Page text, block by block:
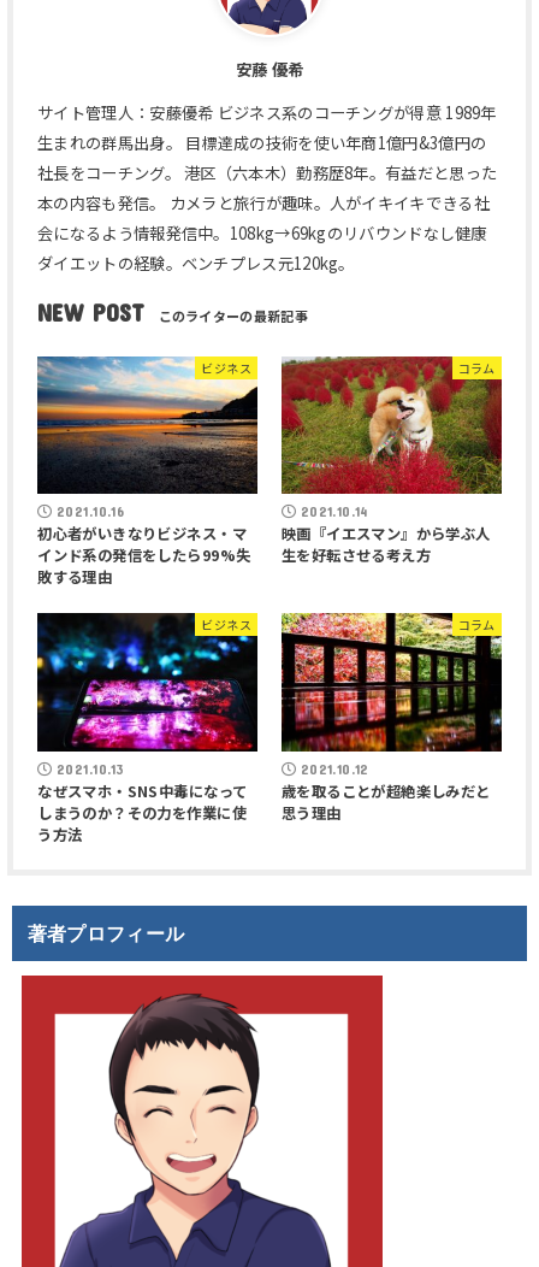
安藤 優希
サイト管理人：安藤優希 ビジネス系のコーチングが得意 1989年
生まれの群馬出身。 目標達成の技術を使い年商1億円&3億円の
社長をコーチング。 港区（六本木）勤務歴8年。有益だと思った
本の内容も発信。 カメラと旅行が趣味。人がイキイキできる社
会になるよう情報発信中。108kg→69kgのリバウンドなし健康
ダイエットの経験。ベンチプレス元120kg。
NEW POST
ビジネス
2021.10.16
初心者がいきなりビジネス・マ
インド系の発信をしたら99%失
敗する理由
コラム
2021.10.14
映画『イエスマン』から学ぶ人
生を好転させる考え方
ビジネス
2021.10.13
なぜスマホ・SNS中毒になって
しまうのか？その力を作業に使
う方法
コラム
2021.10.12
歳を取ることが超絶楽しみだと
思う理由
著者プロフィール